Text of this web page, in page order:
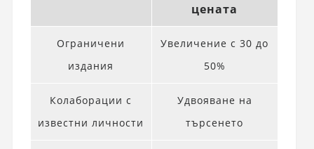
цената
Ограничени
издания
Увеличение с 30 до
50%
Колаборации с
известни личности
Удвояване на
търсенето